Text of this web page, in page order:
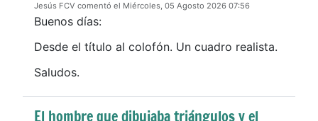
Jesús FCV comentó el Miércoles, 05 Agosto 2026 07:56
Buenos días:
Desde el título al colofón. Un cuadro realista.
Saludos.
El hombre que dibujaba triángulos y el